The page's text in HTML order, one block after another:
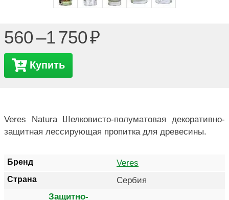
560 –1 750
Купить
Бренд Veres
Страна Сербия
Veres Natura Шелковисто-полуматовая декоративно-
защитная лессирующая пропитка для древесины.
Защитно-